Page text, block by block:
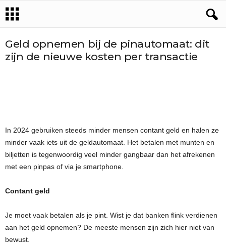
Geld opnemen bij de pinautomaat: dit
zijn de nieuwe kosten per transactie
In 2024 gebruiken steeds minder mensen contant geld en halen ze
minder vaak iets uit de geldautomaat. Het betalen met munten en
biljetten is tegenwoordig veel minder gangbaar dan het afrekenen
met een pinpas of via je smartphone.
Contant geld
Je moet vaak betalen als je pint. Wist je dat banken flink verdienen
aan het geld opnemen? De meeste mensen zijn zich hier niet van
bewust.